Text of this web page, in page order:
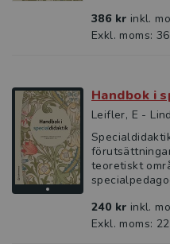
386 kr inkl.
Exkl. moms:
Handbok i
Leifler, E -
teoretiskt
240 kr inkl.
Exkl. moms: